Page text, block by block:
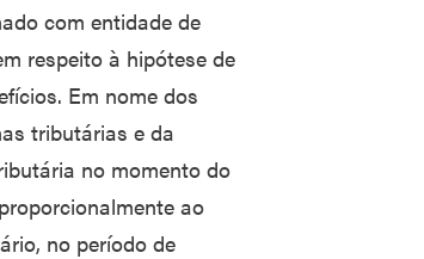
com entidade de
respeito à hipótese de
Em nome dos
tributárias e da
no momento do
ao
no período de